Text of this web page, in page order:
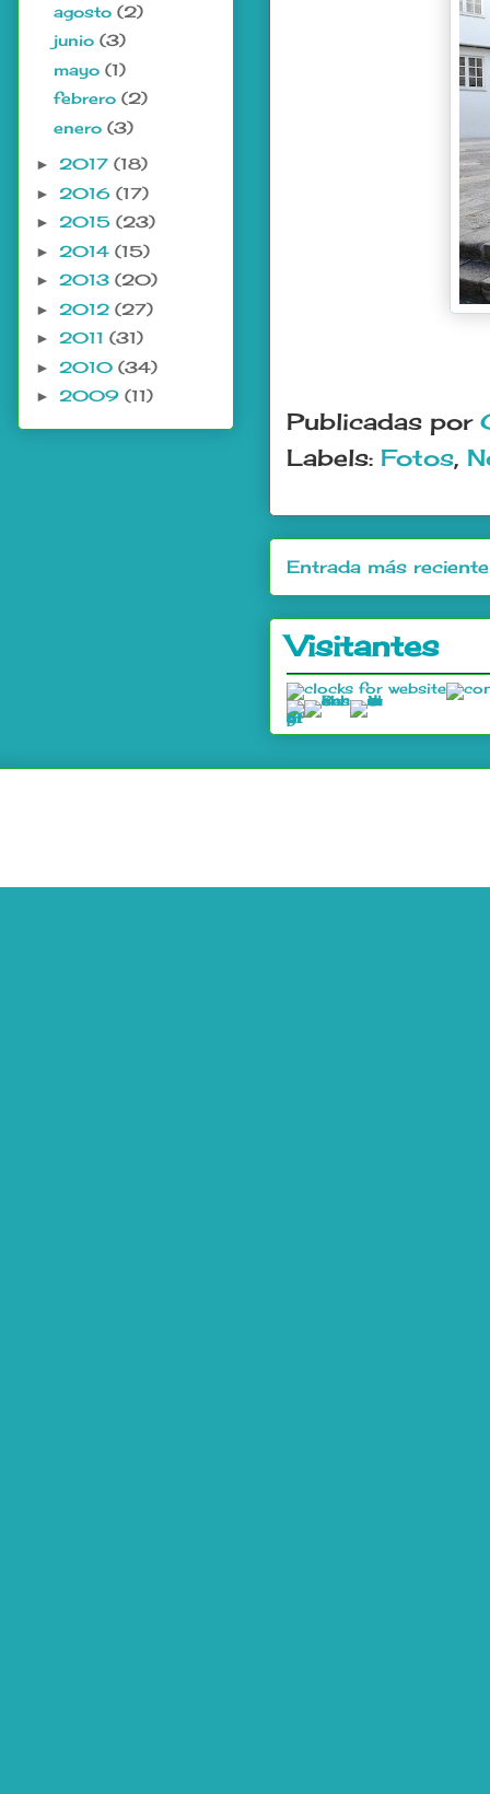
Publicadas por
Labels: Fotos,
Entrada más reciente
Visitantes
agosto (2)
junio (3)
mayo (1)
febrero (2)
enero (3)
► 2017 (18)
► 2016 (17)
► 2015 (23)
► 2014 (15)
► 2013 (20)
► 2012 (27)
► 2011 (31)
► 2010 (34)
► 2009 (11)